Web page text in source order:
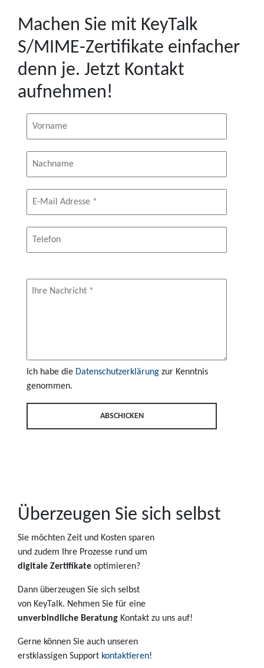
Machen Sie mit KeyTalk
S/MIME-Zertifikate einfacher
denn je. Jetzt Kontakt
aufnehmen!
Ich habe die Datenschutzerklärung zur Kenntnis
genommen.
Überzeugen Sie sich selbst
Sie möchten Zeit und Kosten sparen
und zudem Ihre Prozesse rund um
digitale Zertifikate optimieren?
Dann überzeugen Sie sich selbst
von KeyTalk. Nehmen Sie für eine
unverbindliche Beratung Kontakt zu uns auf!
Gerne können Sie auch unseren
erstklassigen Support kontaktieren!